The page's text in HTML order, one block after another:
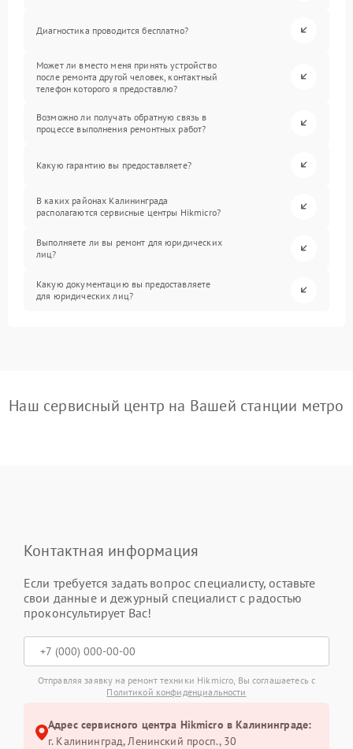
Диагностика проводится бесплатно?
Может ли вместо меня принять устройство
после ремонта другой человек, контактный
телефон которого я предоставлю?
Возможно ли получать обратную связь в
процессе выполнения ремонтных работ?
Какую гарантию вы предоставляете?
В каких районах Калининграда
располагаются сервисные центры Hikmicro?
Выполняете ли вы ремонт для юридических
лиц?
Какую документацию вы предоставляете
для юридических лиц?
Наш сервисный центр на Вашей станции метро
Контактная информация
Если требуется задать вопрос специалисту, оставьте
свои данные и дежурный специалист с радостью
проконсультирует Вас!
Отправляя заявку на ремонт техники Hikmicro, Вы соглашаетесь с
Политикой конфиденциальности
Адрес сервисного центра Hikmicro в Калининграде:
г. Калининград, Ленинский просп., 30